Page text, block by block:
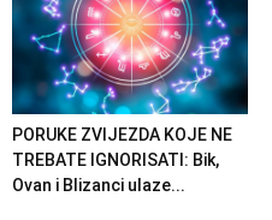
PORUKE ZVIJEZDA KOJE NE
TREBATE IGNORISATI: Bik,
Ovan i Blizanci ulaze...